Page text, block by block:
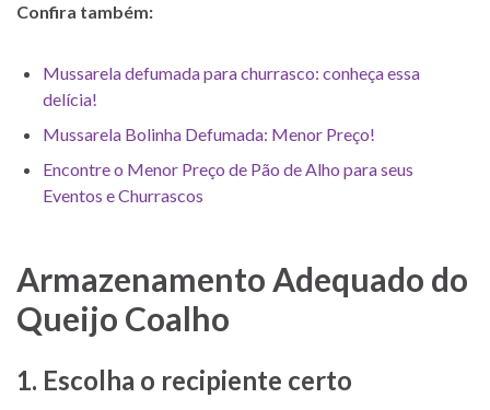
Confira também:
Mussarela defumada para churrasco: conheça essa
delícia!
Mussarela Bolinha Defumada: Menor Preço!
Encontre o Menor Preço de Pão de Alho para seus
Eventos e Churrascos
Armazenamento Adequado do
Queijo Coalho
1. Escolha o recipiente certo